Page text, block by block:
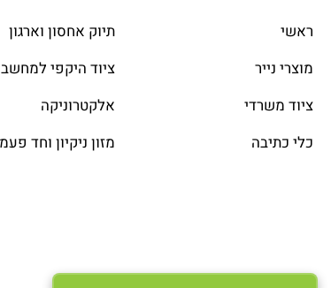
ראשי
מוצרי נייר
ציוד משרדי
כלי כתיבה
תיוק אחסון וארגון
ציוד היקפי למחשב
אלקטרוניקה
מזון ניקיון וחד